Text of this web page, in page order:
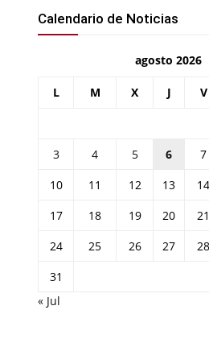
Calendario de Noticias
agosto 2026
L M X J V
3
4 5 6 7
10
11 12 13 14
17
18 19 20 21
24
25 26 27 28
31
« Jul